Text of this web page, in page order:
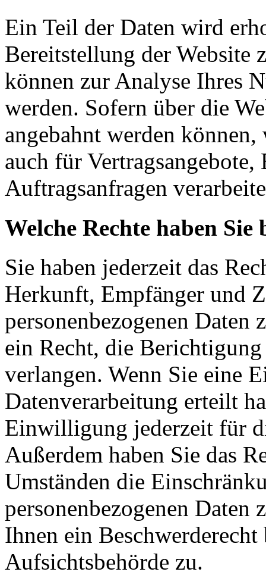
Ein Teil der Daten wird
Bereitstellung der Website
können zur Analyse Ihres
werden. Sofern über die
angebahnt werden
auch für
Auftragsanfragen
Welche Rechte haben
Sie haben jederzeit das
Herkunft, Empfänger und
personenbezogenen Daten
ein Recht, die
verlangen. Wenn Sie eine
Datenverarbeitung erteilt
Einwilligung jederzeit für
Außerdem haben Sie das
Umständen die
personenbezogenen Daten
Ihnen ein
Aufsichtsbehörde zu.